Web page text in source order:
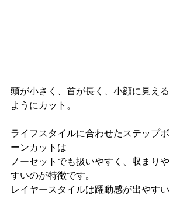
頭が小さく、首が長く、小顔に見える
ようにカット。
ライフスタイルに合わせたステップボ
ーンカットは
ノーセットでも扱いやすく、収まりや
すいのが特徴です。
レイヤースタイルは躍動感が出やすい